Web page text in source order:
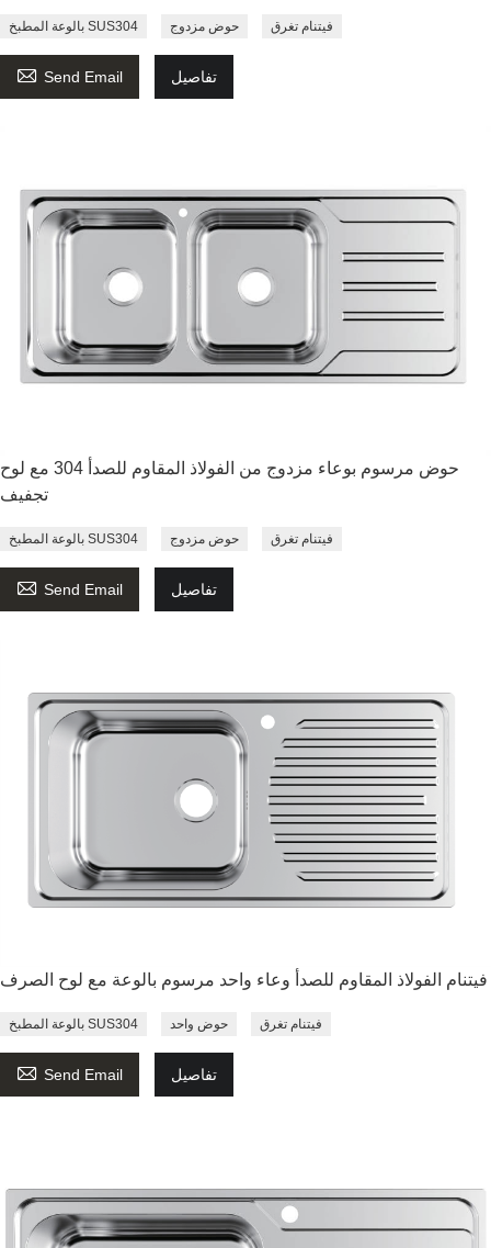
بالوعة المطبخ SUS304 حوض مزدوج فيتنام تغرق
 Send Email تفاصيل
حوض مرسوم بوعاء مزدوج من الفولاذ المقاوم للصدأ 304 مع لوح
تجفيف
بالوعة المطبخ SUS304 حوض مزدوج فيتنام تغرق
 Send Email تفاصيل
فيتنام الفولاذ المقاوم للصدأ وعاء واحد مرسوم بالوعة مع لوح الصرف
بالوعة المطبخ SUS304 حوض واحد فيتنام تغرق
 Send Email تفاصيل